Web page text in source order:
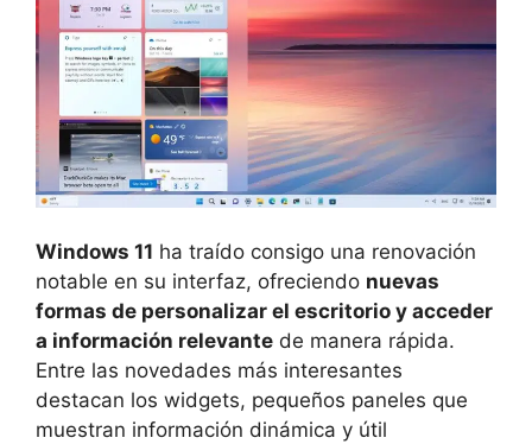
Windows 11 ha traído consigo una renovación
notable en su interfaz, ofreciendo nuevas
formas de personalizar el escritorio y acceder
a información relevante de manera rápida.
Entre las novedades más interesantes
destacan los widgets, pequeños paneles que
muestran información dinámica y útil